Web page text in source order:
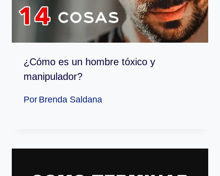
¿Cómo es un hombre tóxico y
manipulador?
Por Brenda Saldana